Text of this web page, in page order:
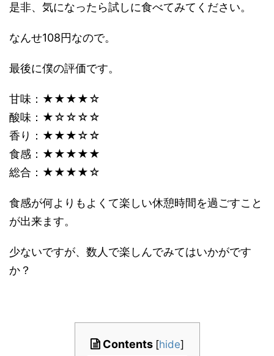
是非、気になったら試しに食べてみてください。
なんせ108円なので。
最後に僕の評価です。
甘味：★★★★☆
酸味：★☆☆☆☆
香り：★★★☆☆
食感：★★★★★
総合：★★★★☆
食感が何よりもよくて楽しい休憩時間を過ごすこと
が出来ます。
少ないですが、数人で楽しんでみてはいかがです
か？
Contents [hide]